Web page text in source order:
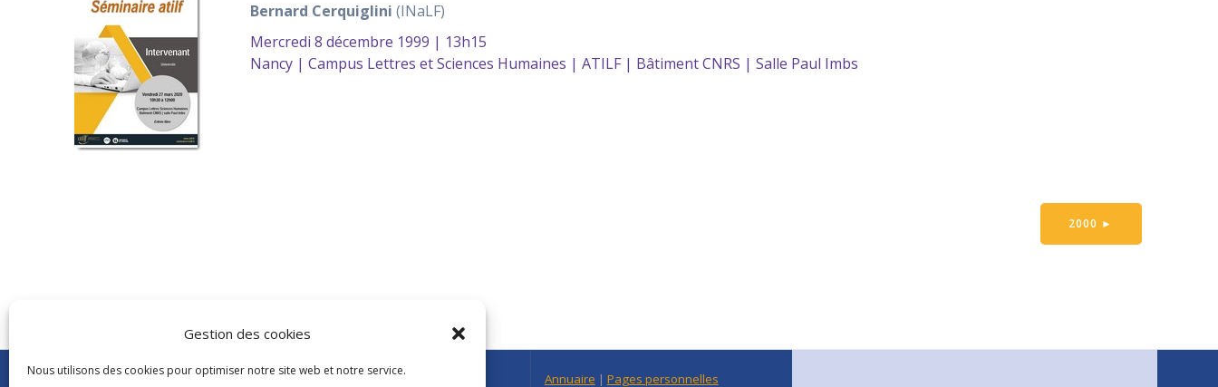
Gestion des cookies
Nous utilisons des cookies pour optimiser notre site web et notre service.
Bernard Cerquiglini (INaLF)
Mercredi 8 décembre 1999 | 13h15
Nancy | Campus Lettres et Sciences Humaines | ATILF | Bâtiment CNRS | Salle Paul Imbs
2000 ►
Abonnements Frantext CNRS|Délégation Centre Est Annuaire | Pages personnelles